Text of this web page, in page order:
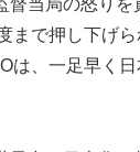
督当局の怒りを
まで押し下げ
は、一足早く